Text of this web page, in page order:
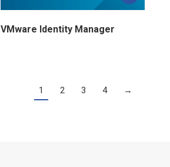
VMware Identity Manager
1 2 3 4 →